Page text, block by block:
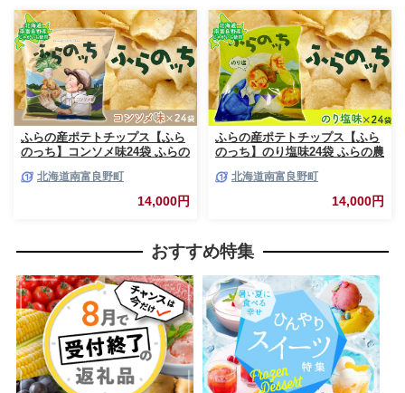
ヤ 富良野
ヤ 富良野
ふらの産ポテトチップス【ふら
のっち】コンソメ味24袋 ふらの
ガイモ コンソメ 芋 菓子 スナッ
ク じゃがいも お菓子 ポテチ 1
北海道南富良野町
14,000円
ふらの産ポテトチップス【ふら
のっち】のり塩味24袋 ふらの農
イモ のり塩 芋 菓子 スナック
じゃがいも お菓子 ポテチ 1箱
北海道南富良野町
14,000円
おすすめ特集